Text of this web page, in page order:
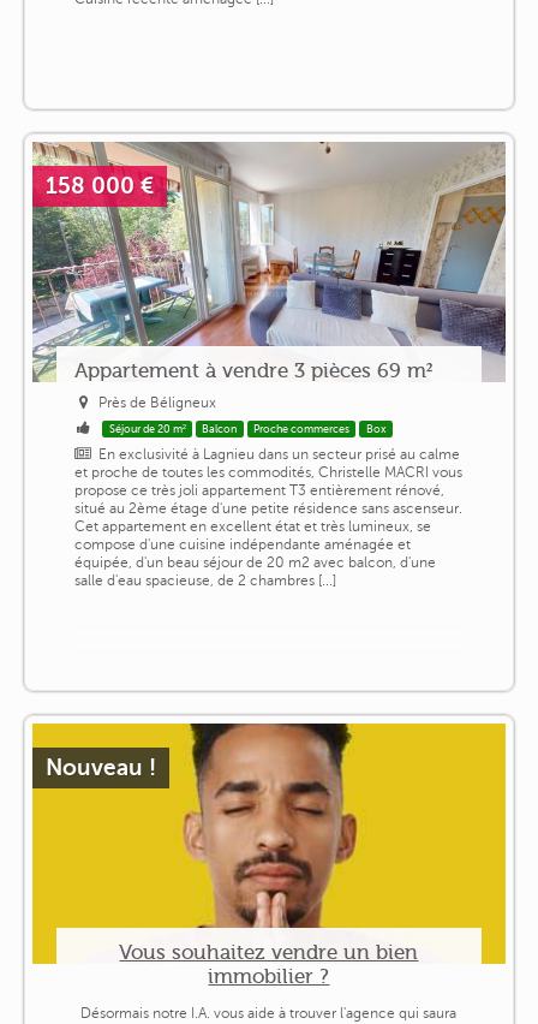
158 000 €
Appartement à vendre 3 pièces 69 m²
Près de Béligneux
Séjour de 20 m² Balcon Proche commerces Box
En exclusivité à Lagnieu dans un secteur prisé au calme
et proche de toutes les commodités, Christelle MACRI vous
propose ce très joli appartement T3 entièrement rénové,
situé au 2ème étage d'une petite résidence sans ascenseur.
Cet appartement en excellent état et très lumineux, se
compose d'une cuisine indépendante aménagée et
équipée, d'un beau séjour de 20 m2 avec balcon, d'une
salle d'eau spacieuse, de 2 chambres [...]
Nouveau !
Vous souhaitez vendre un bien
immobilier ?
Désormais notre I.A. vous aide à trouver l'agence qui saura